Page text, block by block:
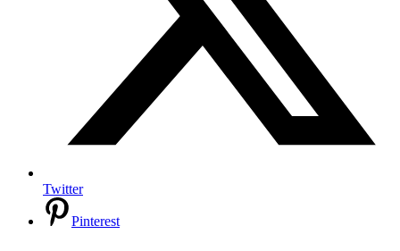
Twitter
Pinterest